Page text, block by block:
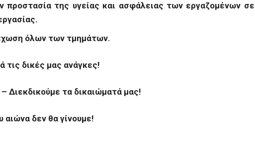
προστασία της υγείας και ασφάλειας των εργαζομένων
όλων των τμημάτων.
τις δικές μας ανάγκες!
Διεκδικούμε τα δικαιώματά μας!
αιώνα δεν θα γίνουμε!